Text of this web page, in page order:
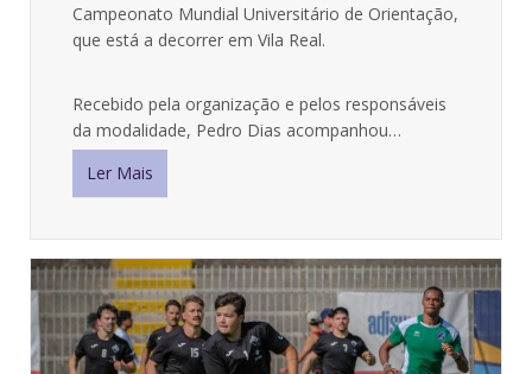
Campeonato Mundial Universitário de Orientação,
que está a decorrer em Vila Real.
Recebido pela organização e pelos responsáveis
da modalidade, Pedro Dias acompanhou…
Ler Mais